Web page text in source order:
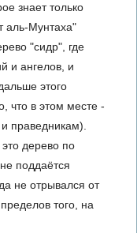
знает только
аль-Мунтаха"
"сидр", где
и ангелов, и
этого
что в этом месте -
праведникам).
дерево по
поддаётся
не отрывался от
того, на